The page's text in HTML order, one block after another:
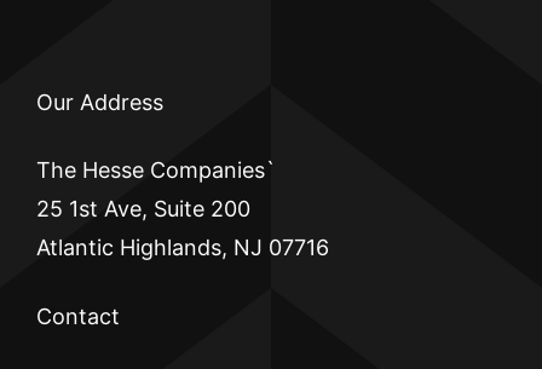
Our Address
The Hesse Companies`
25 1st Ave, Suite 200
Atlantic Highlands, NJ 07716
Contact